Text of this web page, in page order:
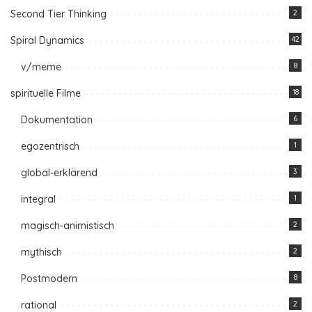
Second Tier Thinking 2
Spiral Dynamics 42
v/meme 8
spirituelle Filme 18
Dokumentation 6
egozentrisch 1
global-erklärend 3
integral 1
magisch-animistisch 2
mythisch 2
Postmodern 8
rational 2